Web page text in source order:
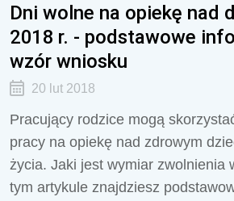
Dni wolne na opiekę nad
2018 r. - podstawowe
wzór wniosku
20 lut 2018
Pracujący rodzice mogą
pracy na opiekę nad zdrowym
życia. Jaki jest wymiar zwolnienia
tym artykule znajdziesz